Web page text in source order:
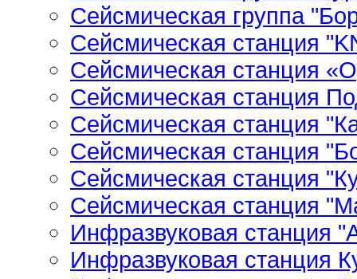
Сейсмическая группа
Сейсмическая станция
Сейсмическая станция
Сейсмическая станция
Сейсмическая станция
Сейсмическая станция
Сейсмическая станция
Сейсмическая станция
Инфразвуковая станция
Инфразвуковая станция